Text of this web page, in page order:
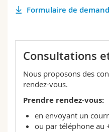
Formulaire de
Consultations
Nous proposons des
rendez-vous.
Prendre rendez-vous:
en envoyant un
ou par téléphone au